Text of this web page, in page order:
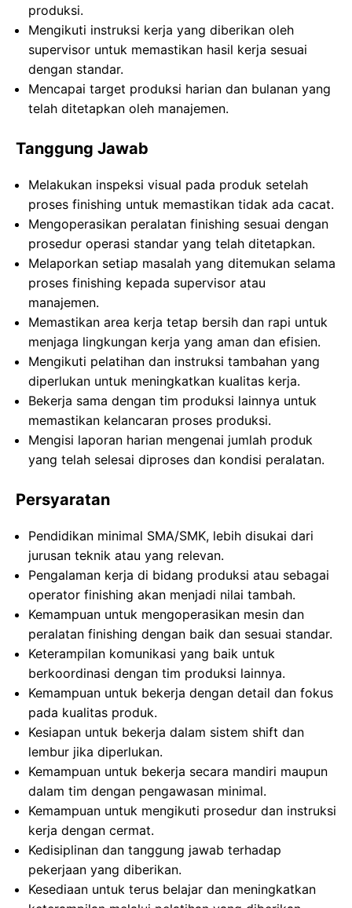
produksi.
Mengikuti instruksi kerja yang diberikan oleh
supervisor untuk memastikan hasil kerja sesuai
dengan standar.
Mencapai target produksi harian dan bulanan yang
telah ditetapkan oleh manajemen.
Tanggung Jawab
Melakukan inspeksi visual pada produk setelah
proses finishing untuk memastikan tidak ada cacat.
Mengoperasikan peralatan finishing sesuai dengan
prosedur operasi standar yang telah ditetapkan.
Melaporkan setiap masalah yang ditemukan selama
proses finishing kepada supervisor atau
manajemen.
Memastikan area kerja tetap bersih dan rapi untuk
menjaga lingkungan kerja yang aman dan efisien.
Mengikuti pelatihan dan instruksi tambahan yang
diperlukan untuk meningkatkan kualitas kerja.
Bekerja sama dengan tim produksi lainnya untuk
memastikan kelancaran proses produksi.
Mengisi laporan harian mengenai jumlah produk
yang telah selesai diproses dan kondisi peralatan.
Persyaratan
Pendidikan minimal SMA/SMK, lebih disukai dari
jurusan teknik atau yang relevan.
Pengalaman kerja di bidang produksi atau sebagai
operator finishing akan menjadi nilai tambah.
Kemampuan untuk mengoperasikan mesin dan
peralatan finishing dengan baik dan sesuai standar.
Keterampilan komunikasi yang baik untuk
berkoordinasi dengan tim produksi lainnya.
Kemampuan untuk bekerja dengan detail dan fokus
pada kualitas produk.
Kesiapan untuk bekerja dalam sistem shift dan
lembur jika diperlukan.
Kemampuan untuk bekerja secara mandiri maupun
dalam tim dengan pengawasan minimal.
Kemampuan untuk mengikuti prosedur dan instruksi
kerja dengan cermat.
Kedisiplinan dan tanggung jawab terhadap
pekerjaan yang diberikan.
Kesediaan untuk terus belajar dan meningkatkan